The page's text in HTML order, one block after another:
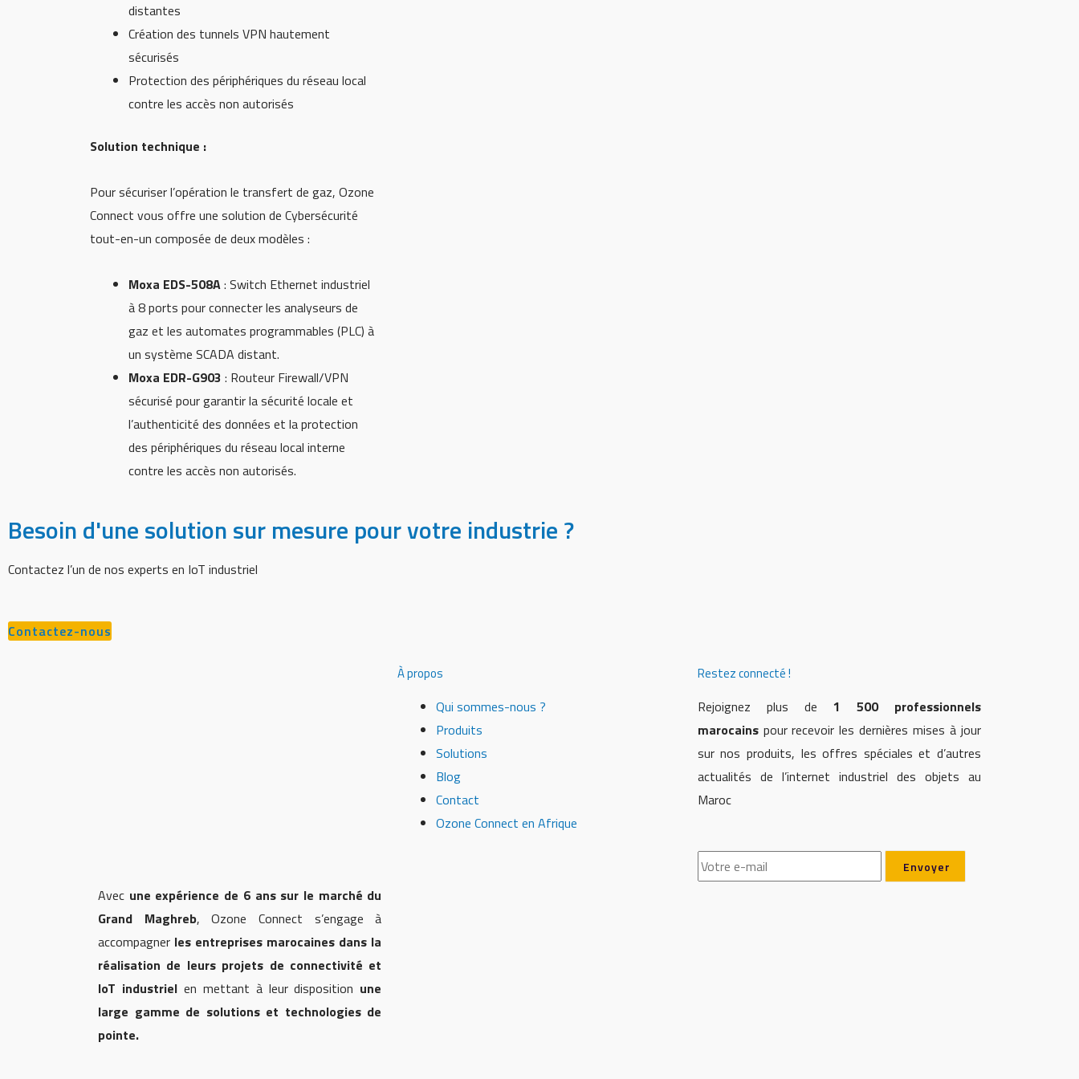
distantes
Création des tunnels VPN hautement
sécurisés
Protection des périphériques du réseau local
contre les accès non autorisés
Solution technique :
Pour sécuriser l’opération le transfert de gaz, Ozone
Connect vous offre une solution de Cybersécurité
tout-en-un composée de deux modèles :
Moxa EDS-508A: Switch Ethernet industriel
à 8 ports pour connecter les analyseurs de
gaz et les automates programmables (PLC) à
un système SCADA distant.
Moxa EDR-G903 : Routeur Firewall/VPN
sécurisé pour garantir la sécurité locale et
l’authenticité des données et la protection
des périphériques du réseau local interne
contre les accès non autorisés.
Besoin d'une solution sur mesure pour votre industrie ?
Contactez l’un de nos experts en IoT industriel
Contactez-nous
Avec une expérience de 6 ans sur le marché du
Grand Maghreb, Ozone Connect s’engage à
accompagner les entreprises marocaines dans la
réalisation de leurs projets de connectivité et
IoT industriel en mettant à leur disposition une
large gamme de solutions et technologies de
pointe.
À propos
Qui sommes-nous ?
Produits
Solutions
Blog
Contact
Ozone Connect en Afrique
Restez connecté !
Rejoignez plus de 1 500 professionnels
marocains pour recevoir les dernières mises à jour
sur nos produits, les offres spéciales et d’autres
actualités de l’internet industriel des objets au
Maroc